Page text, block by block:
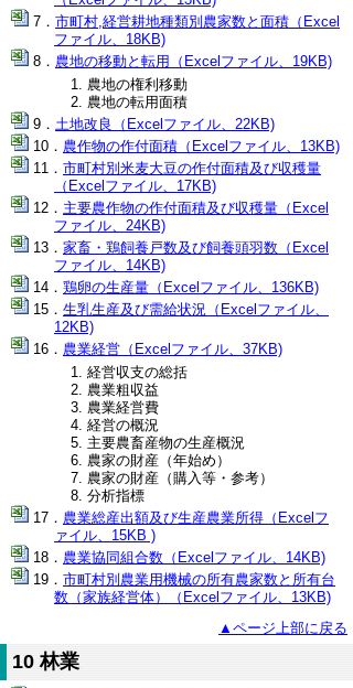
市町村,経営耕地種類別農家数と面積（Excel
ファイル、18KB)
農地の移動と転用（Excelファイル、19KB)
農地の権利移動
農地の転用面積
土地改良（Excelファイル、22KB)
農作物の作付面積（Excelファイル、13KB)
市町村別米麦大豆の作付面積及び収穫量
（Excelファイル、17KB)
主要農作物の作付面積及び収穫量（Excel
ファイル、24KB)
家畜・鶏飼養戸数及び飼養頭羽数（Excel
ファイル、14KB)
鶏卵の生産量（Excelファイル、136KB)
生乳生産及び需給状況（Excelファイル、
12KB)
農業経営（Excelファイル、37KB)
経営収支の総括
農業粗収益
農業経営費
経営の概況
主要農畜産物の生産概況
農家の財産（年始め）
農家の財産（購入等・参考）
分析指標
農業総産出額及び生産農業所得（Excelフ
ァイル、15KB )
農業協同組合数（Excelファイル、14KB)
市町村別農業用機械の所有農家数と所有台
数（家族経営体）（Excelファイル、13KB)
▲ページ上部に戻る
10 林業